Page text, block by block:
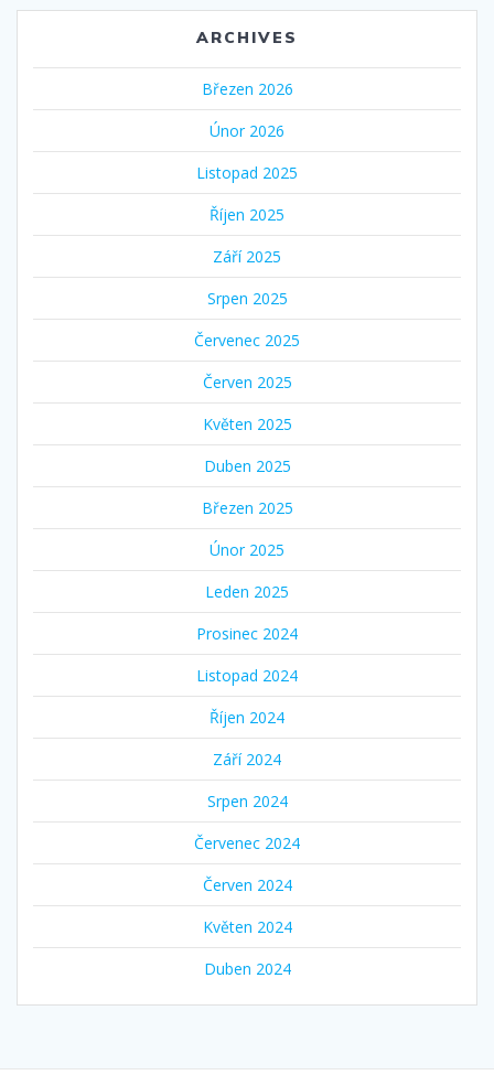
ARCHIVES
Březen 2026
Únor 2026
Listopad 2025
Říjen 2025
Září 2025
Srpen 2025
Červenec 2025
Červen 2025
Květen 2025
Duben 2025
Březen 2025
Únor 2025
Leden 2025
Prosinec 2024
Listopad 2024
Říjen 2024
Září 2024
Srpen 2024
Červenec 2024
Červen 2024
Květen 2024
Duben 2024